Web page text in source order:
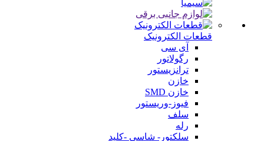
قطعات الکترونیک
آی سی
رگولاتور
ترانزیستور
خازن
خازن SMD
فیوز-وریستور
سلف
رله
سلکتور- شاسی -کلید